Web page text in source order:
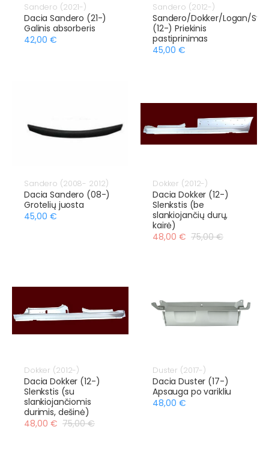
Sandero (2021-)
Dacia Sandero (21-)
Galinis absorberis
42,00 €
Sandero (2012-)
Sandero/Dokker/Logan/
(12-) Priekinis
pastiprinimas
45,00 €
Sandero (2008- 2012)
Dacia Sandero (08-)
Grotelių juosta
45,00 €
Dokker (2012-)
Dacia Dokker (12-)
Slenkstis (be
slankiojančių durų,
kairė)
48,00 € 75,00 €
Dokker (2012-)
Dacia Dokker (12-)
Slenkstis (su
slankiojančiomis
durimis, dešinė)
48,00 € 75,00 €
Duster (2017-)
Dacia Duster (17-)
Apsauga po varikliu
48,00 €